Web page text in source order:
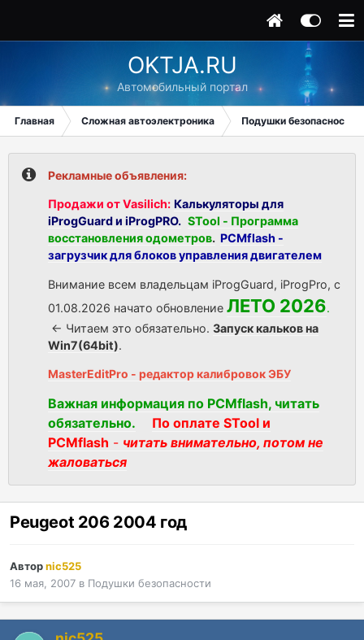
OKTJA.RU
Автомобильный портал
Главная Сложная автоэлектроника Подушки безопасности
Рекламные объявления:
Продажи от Vasilich: Калькуляторы для
iProgGuard и iProgPRO. STool - Программа
восстановления одометров. PCMflash -
загрузчик для блоков управления двигателем
Внимание всем владельцам iProgGuard, iProgPro, с
01.08.2026 начато обновление ЛЕТО 2026.
<- Читаем это обязательно. Запуск кальков на
Win7(64bit).
MasterEditPro - редактор калибровок ЭБУ
Важная информация по PCMflash, читать
обязательно.
По оплате STool и
PCMflash - читать внимательно, потом не
жаловаться
Peugeot 206 2004 год
Авторnic525
16 мая, 2007 в Подушки безопасности